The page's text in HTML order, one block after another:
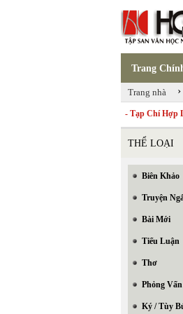
Trang
Trang nhà ›
- Tạp Chí Hợp
THỂ LOẠI
Biên Khảo
Truyện
Bài Mới
Tiểu Luận
Thơ
Phỏng Vấn
Ký / Tùy